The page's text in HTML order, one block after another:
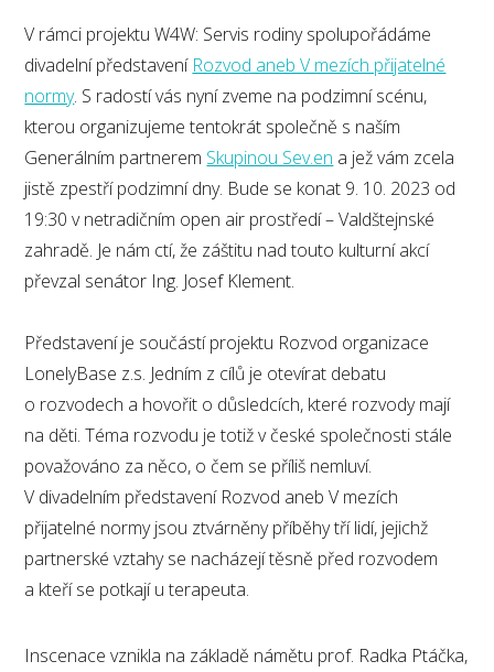
V rámci projektu W4W: Servis rodiny spolupořádáme
divadelní představení Rozvod aneb V mezích přijatelné
normy. S radostí vás nyní zveme na podzimní scénu,
kterou organizujeme tentokrát společně s naším
Generálním partnerem Skupinou Sev.en a jež vám zcela
jistě zpestří podzimní dny. Bude se konat 9. 10. 2023 od
19:30 v netradičním open air prostředí – Valdštejnské
zahradě. Je nám ctí, že záštitu nad touto kulturní akcí
převzal senátor Ing. Josef Klement.
Představení je součástí projektu Rozvod organizace
LonelyBase z.s. Jedním z cílů je otevírat debatu
o rozvodech a hovořit o důsledcích, které rozvody mají
na děti. Téma rozvodu je totiž v české společnosti stále
považováno za něco, o čem se příliš nemluví.
V divadelním představení Rozvod aneb V mezích
přijatelné normy jsou ztvárněny příběhy tří lidí, jejichž
partnerské vztahy se nacházejí těsně před rozvodem
a kteří se potkají u terapeuta.
Inscenace vznikla na základě námětu prof. Radka Ptáčka,